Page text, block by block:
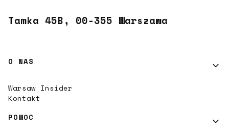
Tamka 45B, 00-355 Warszawa
Linki w stopce
O NAS
Warsaw Insider
Kontakt
POMOC